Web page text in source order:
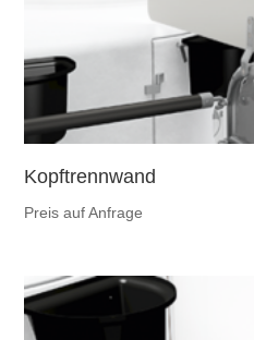
Kopftrennwand
Preis auf Anfrage